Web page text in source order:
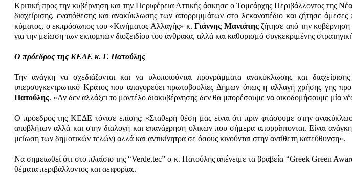
Κριτική προς την κυβέρνηση και την Περιφέρεια Αττικής άσκησε ο Τομεάρχης Περιβάλλοντος της
διαχείρισης, εναπόθεσης και ανακύκλωσης των απορριμμάτων στο λεκανοπέδιο και ζήτησε
κύματος, ο εκπρόσωπος του «Κινήματος Αλλαγής» κ.Γιάννης Μανιάτηςζήτησε από την κυβέρνηση
για την μείωση των εκπομπών διοξειδίου του άνθρακα, αλλά και καθορισμό συγκεκριμένης
Ο πρόεδρος της ΚΕΔΕ κ. Γ. Πατούλης
Την ανάγκη να σχεδιάζονται και να υλοποιούνται προγράμματα ανακύκλωσης και
υπερσυγκεντρωτικό Κράτος που απαγορεύει πρωτοβουλίες Δήμων όπως η αλλαγή χρήσης γης
Πατούλης. «Αν δεν αλλάξει το μοντέλο διακυβέρνησης δεν θα μπορέσουμε να οικοδομήσουμε μία
Ο πρόεδρος της ΚΕΔΕ τόνισε επίσης: «Σταθερή θέση μας είναι ότι πριν φτάσουμε στην
αποβλήτων αλλά και στην διαλογή και επανάχρηση υλικών που σήμερα απορρίπτονται. Είναι
μείωση των δημοτικών τελών) αλλά και αντικίνητρα σε όσους κινούνται στην αντίθετη κατεύθυνση».
Να σημειωθεί ότι στο πλαίσιο της “Verde.tec” ο κ. Πατούλης απένειμε τα βραβεία “Greek Green
θέματα περιβάλλοντος και αειφορίας.